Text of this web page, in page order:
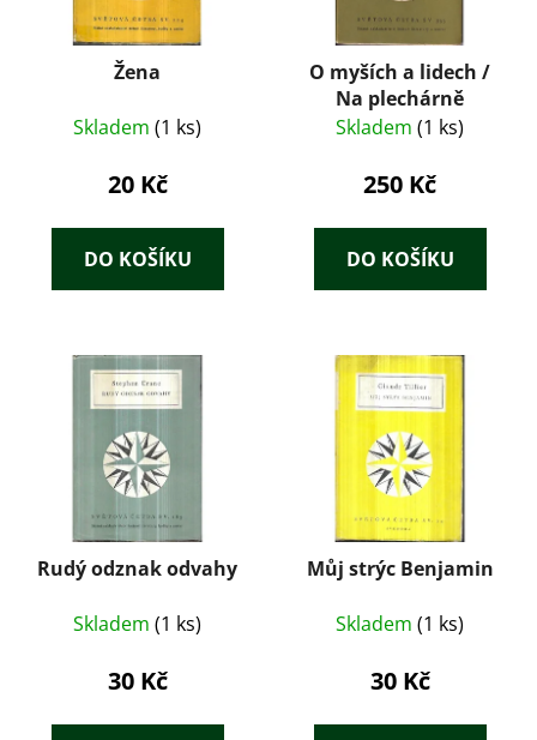
Žena
Skladem (1 ks)
20 Kč
DO KOŠÍKU
O myších a lidech /
Na plechárně
Skladem (1 ks)
250 Kč
DO KOŠÍKU
Rudý odznak odvahy
Skladem (1 ks)
30 Kč
Můj strýc Benjamin
Skladem (1 ks)
30 Kč